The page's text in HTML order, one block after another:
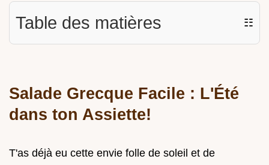
Table des matières ☷
Salade Grecque Facile : L'Été
dans ton Assiette!
T'as déjà eu cette envie folle de soleil et de